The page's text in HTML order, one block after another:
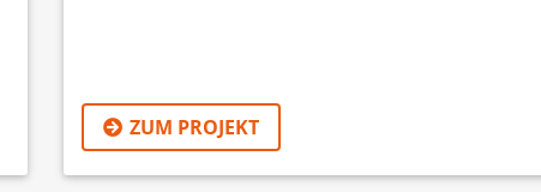
ZUM PROJEKT